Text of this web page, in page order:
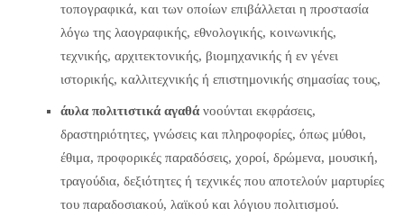
τοπογραφικά, και των οποίων επιβάλλεται η προστασία
λόγω της λαογραφικής, εθνολογικής, κοινωνικής,
τεχνικής, αρχιτεκτονικής, βιομηχανικής ή εν γένει
ιστορικής, καλλιτεχνικής ή επιστημονικής σημασίας τους,
άυλα πολιτιστικά αγαθά νοούνται εκφράσεις,
δραστηριότητες, γνώσεις και πληροφορίες, όπως μύθοι,
έθιμα, προφορικές παραδόσεις, χοροί, δρώμενα, μουσική,
τραγούδια, δεξιότητες ή τεχνικές που αποτελούν μαρτυρίες
του παραδοσιακού, λαϊκού και λόγιου πολιτισμού.